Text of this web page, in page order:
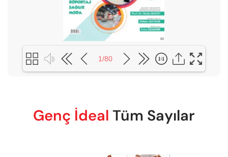
1/80
Genç İdeal Tüm Sayılar